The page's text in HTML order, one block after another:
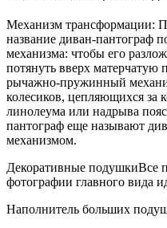
Механизм трансформации:
название диван-пантограф
механизма: чтобы его
потянуть вверх
рычажно-пружинный
колесиков, цепляющихся за
линолеума или надрыва
пантограф еще называют
механизмом.
Декоративные подушкиВсе
фотографии главного вида
Наполнитель больших